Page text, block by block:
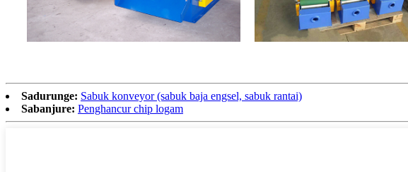
Sadurunge: Sabuk konveyor (sabuk baja engsel, sabuk rantai)
Sabanjure: Penghancur chip logam